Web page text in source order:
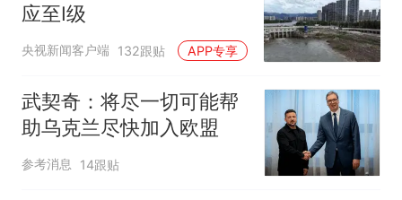
应至Ⅰ级
央视新闻客户端 132跟贴 APP专享
武契奇：将尽一切可能帮
助乌克兰尽快加入欧盟
参考消息 14跟贴